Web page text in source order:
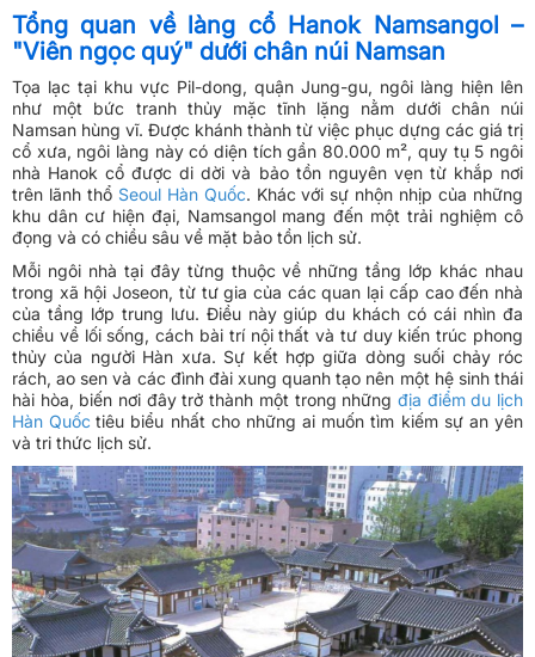
Tổng quan về làng cổ Hanok Namsangol –
"Viên ngọc quý" dưới chân núi Namsan
Tọa lạc tại khu vực Pil-dong, quận Jung-gu, ngôi làng hiện lên
như một bức tranh thủy mặc tĩnh lặng nằm dưới chân núi
Namsan hùng vĩ. Được khánh thành từ việc phục dựng các giá trị
cổ xưa, ngôi làng này có diện tích gần 80.000 m², quy tụ 5 ngôi
nhà Hanok cổ được di dời và bảo tồn nguyên vẹn từ khắp nơi
trên lãnh thổ Seoul Hàn Quốc. Khác với sự nhộn nhịp của những
khu dân cư hiện đại, Namsangol mang đến một trải nghiệm cô
đọng và có chiều sâu về mặt bảo tồn lịch sử.
Mỗi ngôi nhà tại đây từng thuộc về những tầng lớp khác nhau
trong xã hội Joseon, từ tư gia của các quan lại cấp cao đến nhà
của tầng lớp trung lưu. Điều này giúp du khách có cái nhìn đa
chiều về lối sống, cách bài trí nội thất và tư duy kiến trúc phong
thủy của người Hàn xưa. Sự kết hợp giữa dòng suối chảy róc
rách, ao sen và các đình đài xung quanh tạo nên một hệ sinh thái
hài hòa, biến nơi đây trở thành một trong những địa điểm du lịch
Hàn Quốc tiêu biểu nhất cho những ai muốn tìm kiếm sự an yên
và tri thức lịch sử.